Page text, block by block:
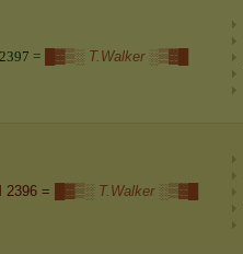
2397 = █▓▒░ T.Walker ░▒▓█
2396 = █▓▒░ T.Walker ░▒▓█